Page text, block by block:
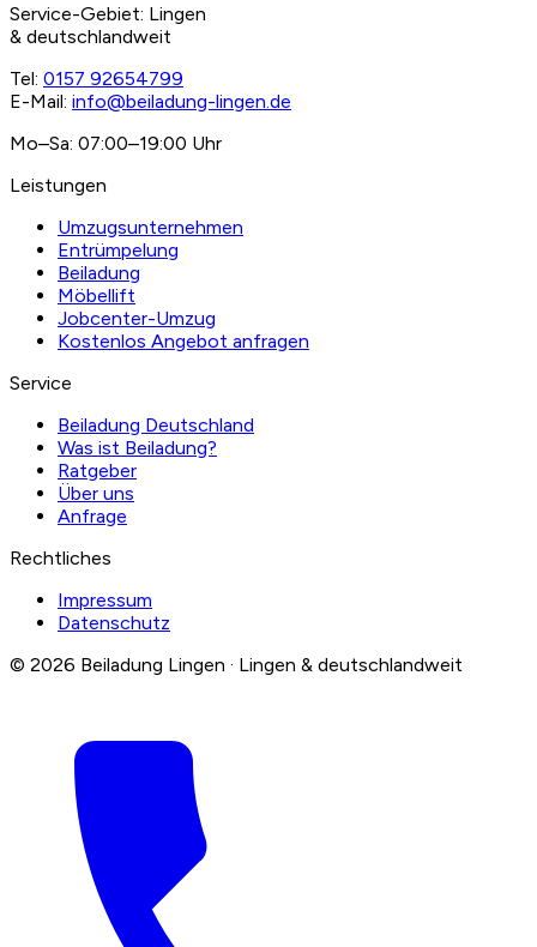
Service-Gebiet: Lingen
& deutschlandweit
Tel: 0157 92654799
E-Mail: info@beiladung-lingen.de
Mo–Sa: 07:00–19:00 Uhr
Leistungen
Umzugsunternehmen
Entrümpelung
Beiladung
Möbellift
Jobcenter-Umzug
Kostenlos Angebot anfragen
Service
Beiladung Deutschland
Was ist Beiladung?
Ratgeber
Über uns
Anfrage
Rechtliches
Impressum
Datenschutz
© 2026 Beiladung Lingen · Lingen & deutschlandweit